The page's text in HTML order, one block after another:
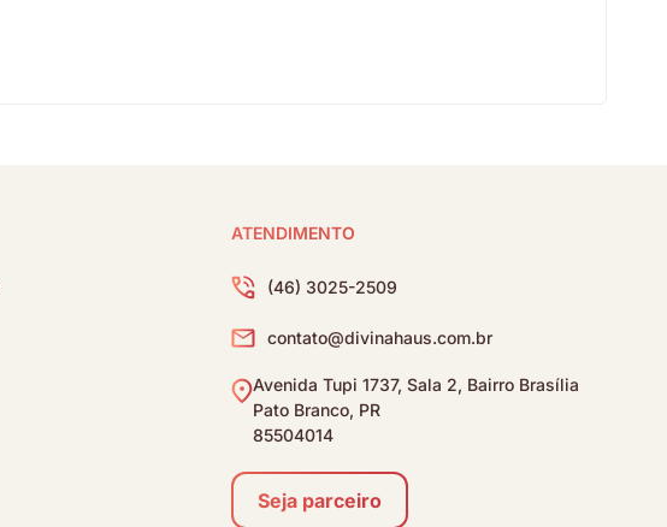
ATENDIMENTO
(46) 3025-2509
contato@divinahaus.com.br
Avenida Tupi 1737, Sala 2, Bairro Brasília
Pato Branco, PR
85504014
Seja parceiro